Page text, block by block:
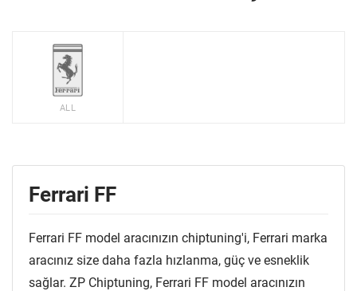
ALL
Ferrari FF
Ferrari FF model aracınızın chiptuning'i, Ferrari marka
aracınız size daha fazla hızlanma, güç ve esneklik
sağlar. ZP Chiptuning, Ferrari FF model aracınızın